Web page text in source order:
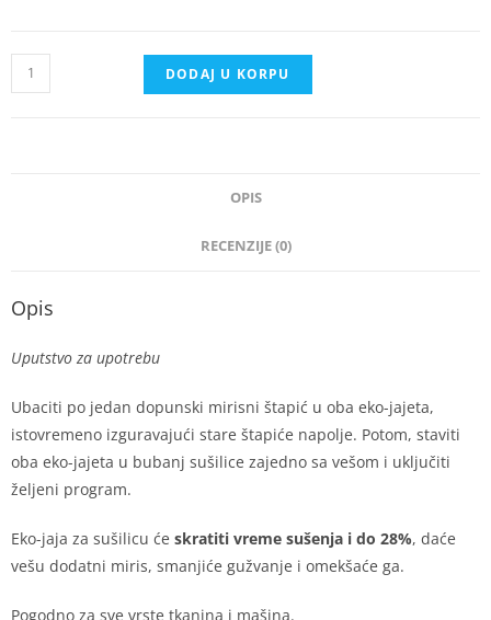
DODAJ U KORPU
OPIS
RECENZIJE (0)
Opis
Uputstvo za upotrebu
Ubaciti po jedan dopunski mirisni štapić u oba eko-jajeta,
istovremeno izguravajući stare štapiće napolje. Potom, staviti
oba eko-jajeta u bubanj sušilice zajedno sa vešom i uključiti
željeni program.
Eko-jaja za sušilicu će skratiti vreme sušenja i do 28%, daće
vešu dodatni miris, smanjiće gužvanje i omekšaće ga.
Pogodno za sve vrste tkanina i mašina.